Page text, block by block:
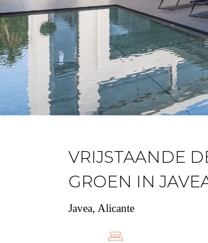
VRIJSTAANDE
GROEN IN
Javea, Alicante